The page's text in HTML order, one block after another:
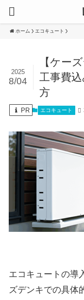
ホーム エコキュート
【ケー
工事費
方
2025
8/04
PR エコキュート
エコキュートの導
ズデンキでの具体